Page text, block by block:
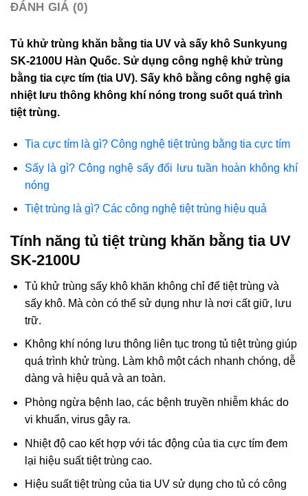
ĐÁNH GIÁ (0)
Tủ khử trùng khăn bằng tia UV và sấy khô Sunkyung
SK-2100U Hàn Quốc. Sử dụng công nghệ khử trùng
bằng tia cực tím (tia UV). Sấy khô bằng công nghệ gia
nhiệt lưu thông không khí nóng trong suốt quá trình
tiệt trùng.
Tia cực tím là gì? Công nghệ tiệt trùng bằng tia cực tím
Sấy là gì? Công nghệ sấy đối lưu tuần hoàn không khí
nóng
Tiệt trùng là gì? Các công nghệ tiệt trùng hiệu quả
Tính năng tủ tiệt trùng khăn bằng tia UV
SK-2100U
Tủ khử trùng sấy khô khăn không chỉ để tiệt trùng và
sấy khô. Mà còn có thể sử dụng như là nơi cất giữ, lưu
trữ.
Không khí nóng lưu thông liên tục trong tủ tiệt trùng giúp
quá trình khử trùng. Làm khô một cách nhanh chóng, dễ
dàng và hiệu quả và an toàn.
Phòng ngừa bệnh lao, các bệnh truyền nhiễm khác do
vi khuẩn, virus gây ra.
Nhiệt độ cao kết hợp với tác động của tia cực tím đem
lại hiệu suất tiệt trùng cao.
Hiệu suất tiệt trùng của tia UV sử dụng cho tủ có công